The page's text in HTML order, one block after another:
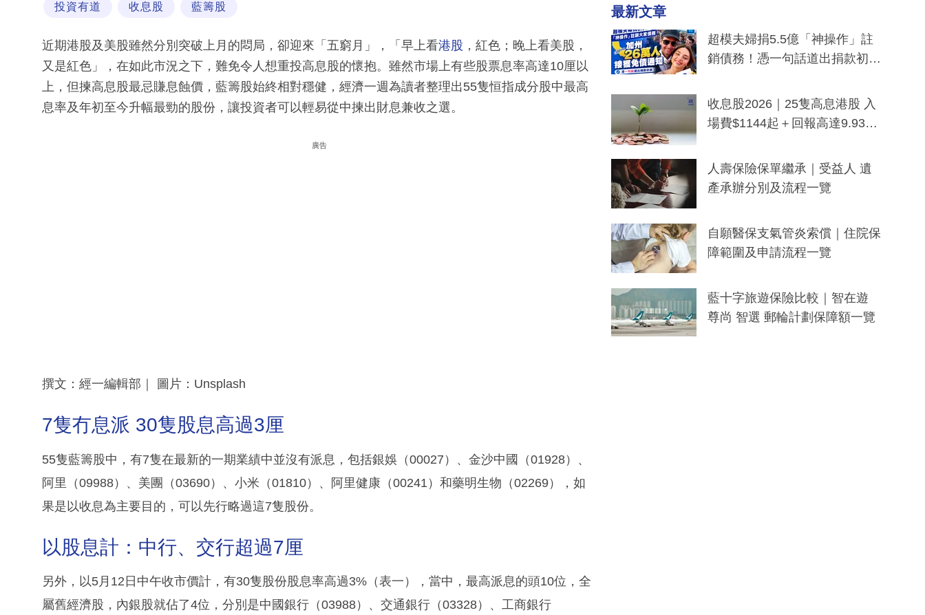
投資有道 收息股 藍籌股
近期港股及美股雖然分別突破上月的悶局，卻迎來「五窮月」，「早上看港股 ，紅色；晚上看美股，
又是紅色」，在如此市況之下，難免令人想重投高息股的懷抱。雖然市場上有些股票息率高達10厘以
上，但揀高息股最忌賺息蝕價，藍籌股始終相對穩健，經濟一週為讀者整理出55隻恒指成分股中最高
息率及年初至今升幅最勁的股份，讓投資者可以輕易從中揀出財息兼收之選。
廣告
撰文：經一編輯部｜ 圖片：Unsplash
7隻冇息派 30隻股息高過3厘
55隻藍籌股中，有7隻在最新的一期業績中並沒有派息，包括銀娛（00027）、金沙中國（01928）、
阿里（09988）、美團（03690）、小米（01810）、阿里健康（00241）和藥明生物（02269），如
果是以收息為主要目的，可以先行略過這7隻股份。
以股息計：中行、交行超過7厘
另外，以5月12日中午收市價計，有30隻股份股息率高過3%（表一），當中，最高派息的頭10位，全
屬舊經濟股，內銀股就佔了4位，分別是中國銀行（03988）、交通銀行（03328）、工商銀行
最新文章
超模夫婦捐5.5億「神操作」註
銷債務！憑一句話道出捐款初
一度被誤當詐騙手段
收息股2026｜25隻高息港股 入
場費$1144起＋回報高達9.93
人壽保險保單繼承｜受益人 遺
產承辦分別及流程一覽
自願醫保支氣管炎索償｜住院保
障範圍及申請流程一覽
藍十字旅遊保險比較｜智在遊
尊尚 智選 郵輪計劃保障額一覽